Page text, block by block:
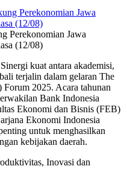
Perekonomian Jawa
(12/08)
kuat antara akademisi,
terjalin dalam gelaran The
2025. Acara tahunan
Bank Indonesia
Ekonomi dan Bisnis (FEB)
Ekonomi Indonesia
untuk menghasilkan
kebijakan daerah.
Inovasi dan